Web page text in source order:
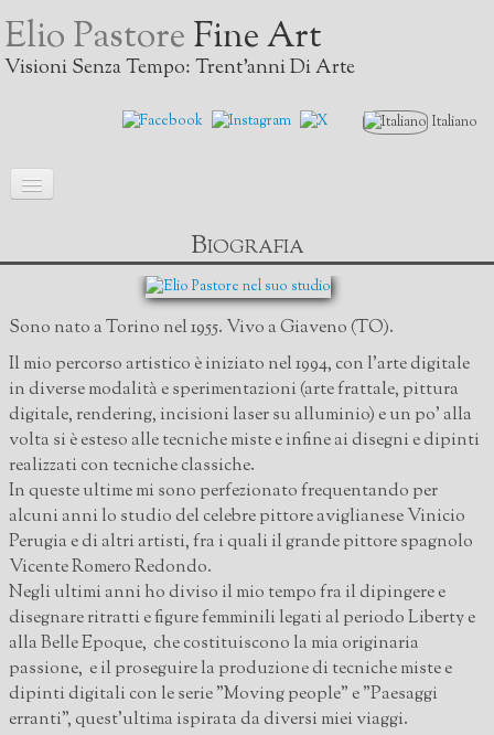
Elio PastoreFine Art
Visioni Senza Tempo: Trent'anni Di Arte
Italiano
GALLERIA▼
Biografia
Mostre
I critici scrivono
Video
Contatti
Biografia
Sono nato a Torino nel 1955. Vivo a Giaveno (TO).
Il mio percorso artistico è iniziato nel 1994, con l’arte digitale
in diverse modalità e sperimentazioni (arte frattale, pittura
digitale, rendering, incisioni laser su alluminio) e un po' alla
volta si è esteso alle tecniche miste e infine ai disegni e dipinti
realizzati con tecniche classiche.
In queste ultime mi sono perfezionato frequentando per
alcuni anni lo studio del celebre pittore aviglianese Vinicio
Perugia e di altri artisti, fra i quali il grande pittore spagnolo
Vicente Romero Redondo.
Negli ultimi anni ho diviso il mio tempo fra il dipingere e
disegnare ritratti e figure femminili legati al periodo Liberty e
alla Belle Epoque, che costituiscono la mia originaria
passione, e il proseguire la produzione di tecniche miste e
dipinti digitali con le serie "Moving people" e "Paesaggi
erranti", quest'ultima ispirata da diversi miei viaggi.